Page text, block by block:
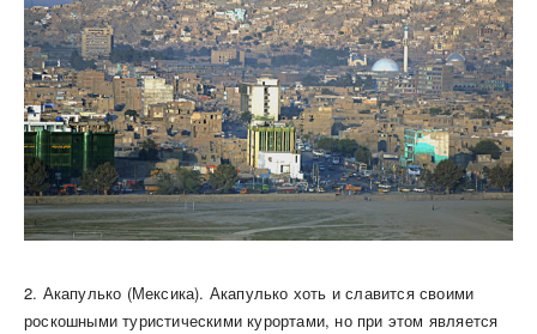
2. Акапулько (Мексика). Акапулько хоть и славится своими
роскошными туристическими курортами, но при этом является